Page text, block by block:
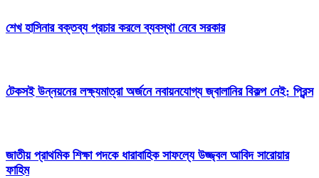
শেখ হাসিনার বক্তব্য প্রচার করলে ব্যবস্থা নেবে সরকার
টেকসই উন্নয়নের লক্ষ্যমাত্রা অর্জনে নবায়নযোগ্য জ্বালানির বিকল্প নেই: প্রিন্স
জাতীয় প্রাথমিক শিক্ষা পদকে ধারাবাহিক সাফল্যে উজ্জ্বল আবিদ সারোয়ার
ফাহিম